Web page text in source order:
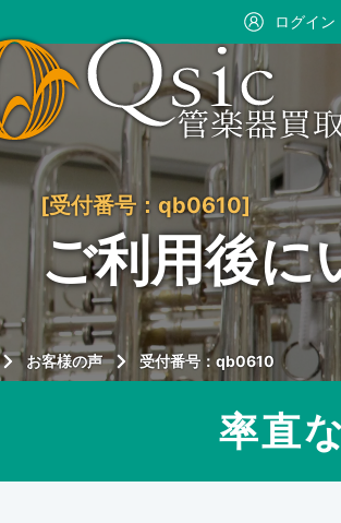
ログイン
[受付番号：qb0610]
ご利用後に
お客様の声 受付番号：qb0610
率直